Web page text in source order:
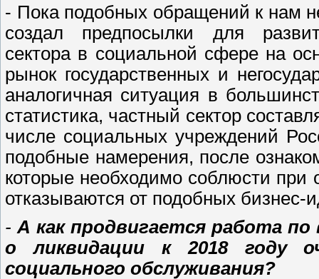
- Пока подобных обращений к нам
создал предпосылки для
сектора в социальной сфере на
рынок государственных и
аналогичная ситуация в
статистика, частный сектор
числе социальных учреждений
подобные намерения, после
которые необходимо соблюсти при
отказываются от подобных бизнес-
- А как продвигается работа
о ликвидации к 2018 году
социального обслуживания?